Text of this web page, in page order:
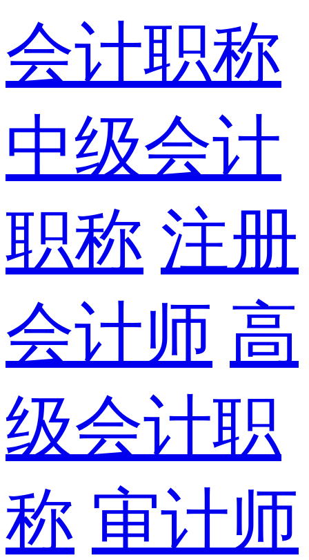
会计职称
中级会计
职称 注册
会计师 高
级会计职
称 审计师